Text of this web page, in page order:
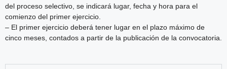
del proceso selectivo, se indicará lugar, fecha y hora para el
comienzo del primer ejercicio.
– El primer ejercicio deberá tener lugar en el plazo máximo de
cinco meses, contados a partir de la publicación de la convocatoria.